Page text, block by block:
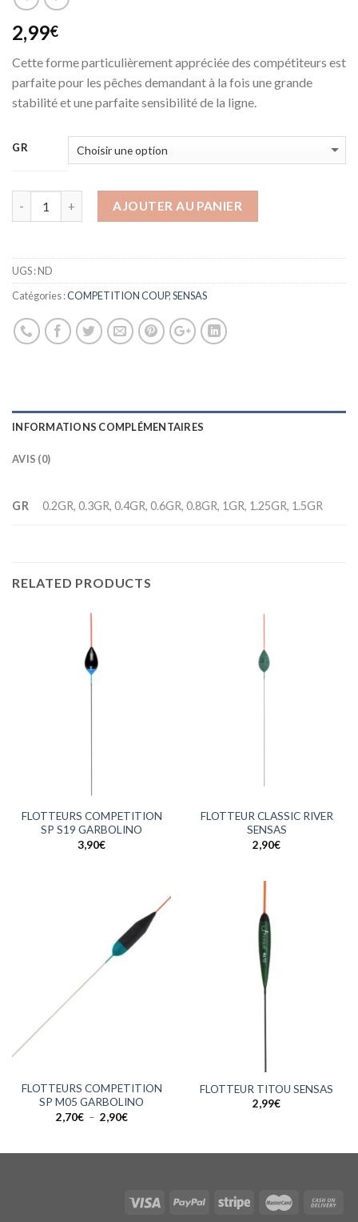
2,99€
Cette forme particulièrement appréciée des compétiteurs est
parfaite pour les pêches demandant à la fois une grande
stabilité et une parfaite sensibilité de la ligne.
GR
AJOUTER AU PANIER
UGS :ND
Catégories :COMPETITION COUP,SENSAS
INFORMATIONS COMPLÉMENTAIRES
AVIS (0)
GR 0.2GR, 0.3GR, 0.4GR, 0.6GR, 0.8GR, 1GR, 1.25GR, 1.5GR
RELATED PRODUCTS
FLOTTEURS COMPETITION
SP S19 GARBOLINO
3,90€
FLOTTEUR CLASSIC RIVER
SENSAS
2,90€
FLOTTEURS COMPETITION
SP M05 GARBOLINO
2,70€ – 2,90€Plage
FLOTTEUR TITOU SENSAS
2,99€